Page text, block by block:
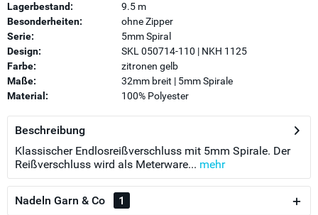
Lagerbestand:
9.5 m
Besonderheiten:
ohne Zipper
Serie:
5mm Spiral
Design:
SKL 050714-110 | NKH 1125
Farbe:
zitronen gelb
Maße:
32mm breit | 5mm Spirale
Material:
100% Polyester
Beschreibung
Klassischer Endlosreißverschluss mit 5mm Spirale. Der
Reißverschluss wird als Meterware... mehr
Nadeln Garn & Co 1